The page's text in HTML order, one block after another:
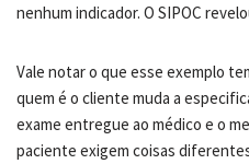
nenhum indicador. O SIPOC
Vale notar o que esse exemplo
quem é o cliente muda a
exame entregue ao médico e o
paciente exigem coisas